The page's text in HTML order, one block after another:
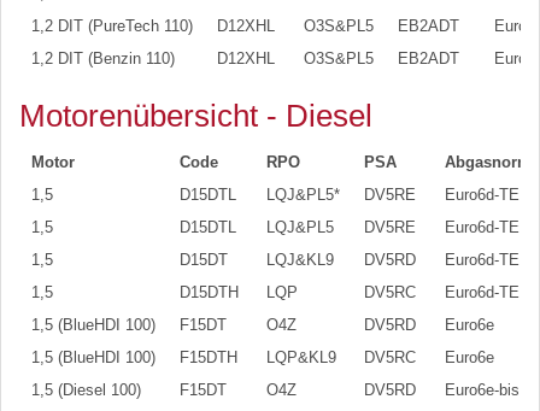
1,2 DIT (PureTech 110)
D12XHL O3S&PL5 EB2ADT
1,2 DIT (Benzin 110)
D12XHL O3S&PL5 EB2ADT
Motorenübersicht - Diesel
Motor Code RPO PSA
Abgasnorm
1,5
D15DTL LQJ&PL5* DV5RE
Euro6d-
1,5
D15DTL LQJ&PL5 DV5RE
Euro6d-
1,5
D15DT LQJ&KL9 DV5RD
Euro6d-
1,5
D15DTH LQP DV5RC
Euro6d-
1,5 (BlueHDI 100)
F15DT O4Z DV5RD
Euro6e
1,5 (BlueHDI 100)
F15DTH LQP&KL9 DV5RC
Euro6e
1,5 (Diesel 100)
F15DT O4Z DV5RD
Euro6e-bis